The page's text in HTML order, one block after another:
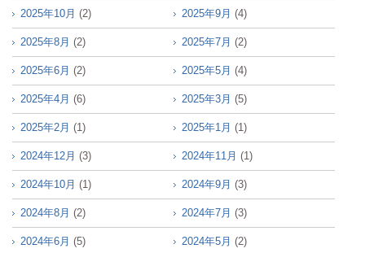
2025年10月 (2) 2025年9月 (4)
2025年8月 (2) 2025年7月 (2)
2025年6月 (2) 2025年5月 (4)
2025年4月 (6) 2025年3月 (5)
2025年2月 (1) 2025年1月 (1)
2024年12月 (3) 2024年11月 (1)
2024年10月 (1) 2024年9月 (3)
2024年8月 (2) 2024年7月 (3)
2024年6月 (5) 2024年5月 (2)